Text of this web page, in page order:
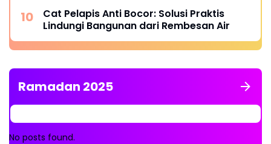
Cat Pelapis Anti Bocor: Solusi Praktis
Lindungi Bangunan dari Rembesan Air
Ramadan 2025
No posts found.